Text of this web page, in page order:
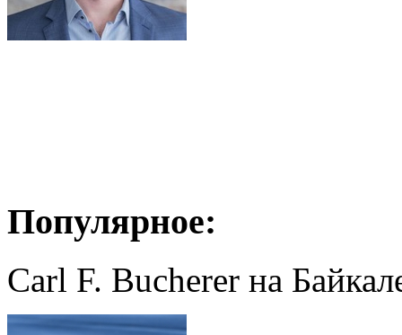
Популярное:
Carl F. Bucherer на